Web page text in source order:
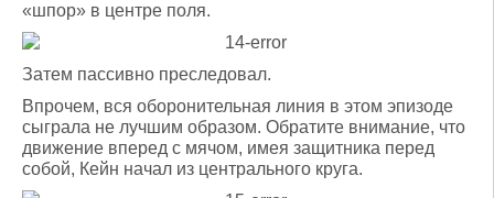
«шпор» в центре поля.
Затем пассивно преследовал.
Впрочем, вся оборонительная линия в этом эпизоде
сыграла не лучшим образом. Обратите внимание, что
движение вперед с мячом, имея защитника перед
собой, Кейн начал из центрального круга.